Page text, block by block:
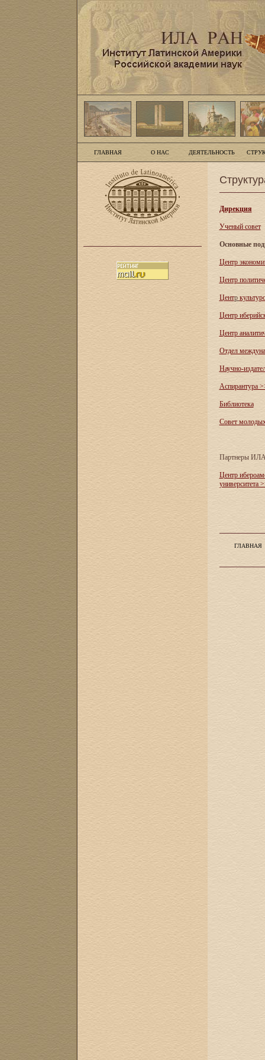
ГЛАВНАЯ О НАС ДЕЯТЕЛЬНОСТЬ
Дирекция
Ученый совет
Основные
Центр
Центр
Центр
Центр
Центр
Отдел
Научно-
Аспирантура
Библиотека
Совет
Партнеры
Центр
университета
ГЛАВНАЯ